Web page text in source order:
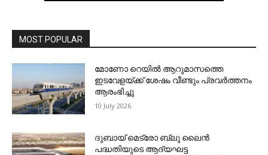
MOST POPULAR
മോണോ റെയില്‍ ആറുമാസത്തെ
ഇടവേളയ്ക്ക് ശേഷം വീണ്ടും പ്രവര്‍ത്തനം
ആരംഭിച്ചു
10 July 2026
ദുബായ് മെട്രോ ബ്ലു ലൈന്‍
പദ്ധതിയുടെ ആദ്യഘട്ട